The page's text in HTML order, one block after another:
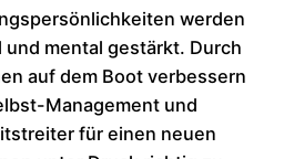
werden
mental gestärkt. Durch
auf dem Boot verbessern
Management und
für einen neuen